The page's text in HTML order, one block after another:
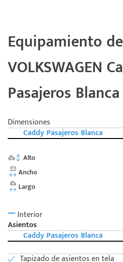
Equipamiento de
VOLKSWAGEN
Pasajeros Blanca
Dimensiones
Caddy Pasajeros Blanca
Alto
Ancho
Largo
Interior
Asientos
Caddy Pasajeros Blanca
Tapizado de asientos en tela